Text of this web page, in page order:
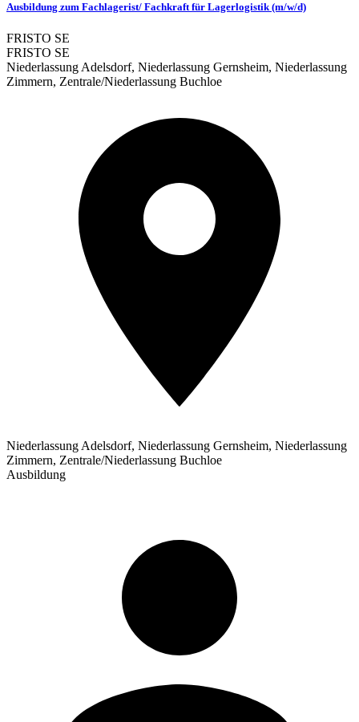
Ausbildung zum Fachlagerist/ Fachkraft für Lagerlogistik (m/w/d)
FRISTO SE
FRISTO SE
Niederlassung Adelsdorf, Niederlassung Gernsheim, Niederlassung
Zimmern, Zentrale/Niederlassung Buchloe
Niederlassung Adelsdorf, Niederlassung Gernsheim, Niederlassung
Zimmern, Zentrale/Niederlassung Buchloe
Ausbildung